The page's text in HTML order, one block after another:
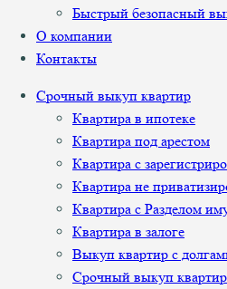
Быстрый безопасный
О компании
Контакты
Срочный выкуп квартир
Квартира в ипотеке
Квартира под арестом
Квартира с
Квартира не
Квартира с Разделом
Квартира в залоге
Выкуп квартир с
Срочный выкуп